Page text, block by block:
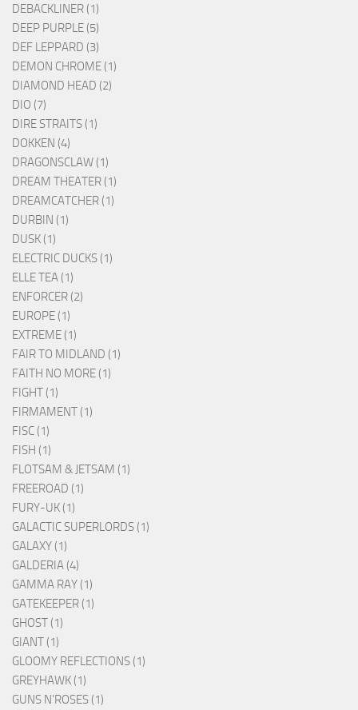
DEBACKLINER (1)
DEEP PURPLE (5)
DEF LEPPARD (3)
DEMON CHROME (1)
DIAMOND HEAD (2)
DIO (7)
DIRE STRAITS (1)
DOKKEN (4)
DRAGONSCLAW (1)
DREAM THEATER (1)
DREAMCATCHER (1)
DURBIN (1)
DUSK (1)
ELECTRIC DUCKS (1)
ELLE TEA (1)
ENFORCER (2)
EUROPE (1)
EXTREME (1)
FAIR TO MIDLAND (1)
FAITH NO MORE (1)
FIGHT (1)
FIRMAMENT (1)
FISC (1)
FISH (1)
FLOTSAM & JETSAM (1)
FREEROAD (1)
FURY-UK (1)
GALACTIC SUPERLORDS (1)
GALAXY (1)
GALDERIA (4)
GAMMA RAY (1)
GATEKEEPER (1)
GHOST (1)
GIANT (1)
GLOOMY REFLECTIONS (1)
GREYHAWK (1)
GUNS N'ROSES (1)